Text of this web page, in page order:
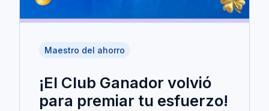
Maestro del ahorro
¡El Club Ganador volvió
para premiar tu esfuerzo!